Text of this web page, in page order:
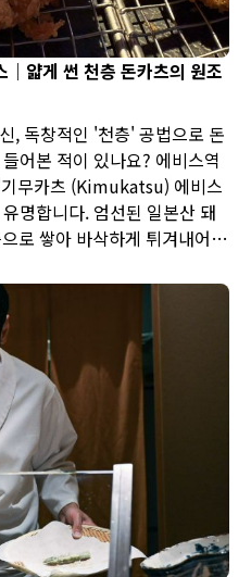
｜얇게 썬 천층 돈카츠의 원조
, 독창적인 '천층' 공법으로 돈
어본 적이 있나요? 에비스역
무카츠 (Kimukatsu) 에비스
명합니다. 엄선된 일본산 돼
로 쌓아 바삭하게 튀겨내어,
함께 제공되어, 밥부터 돼지고
는 즐거움입니다. 또한, 매장
맛의 천층 돈카츠를 정기적으
신선한 경험을 제공합니다.